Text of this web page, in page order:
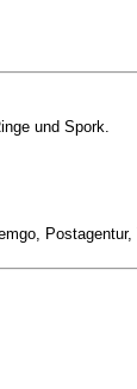
und Spork.